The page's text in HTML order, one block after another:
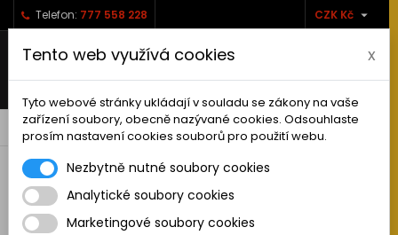
Telefon: 777 558 228 CZK Kč 
   shopping_cart0
RC AUTA
Tento web využívá cookies x
Tyto webové stránky ukládají v souladu se zákony na vaše
zařízení soubory, obecně nazývané cookies. Odsouhlaste
prosím nastavení cookies souborů pro použití webu.
Nezbytně nutné soubory cookies
Analytické soubory cookies
Marketingové soubory cookies